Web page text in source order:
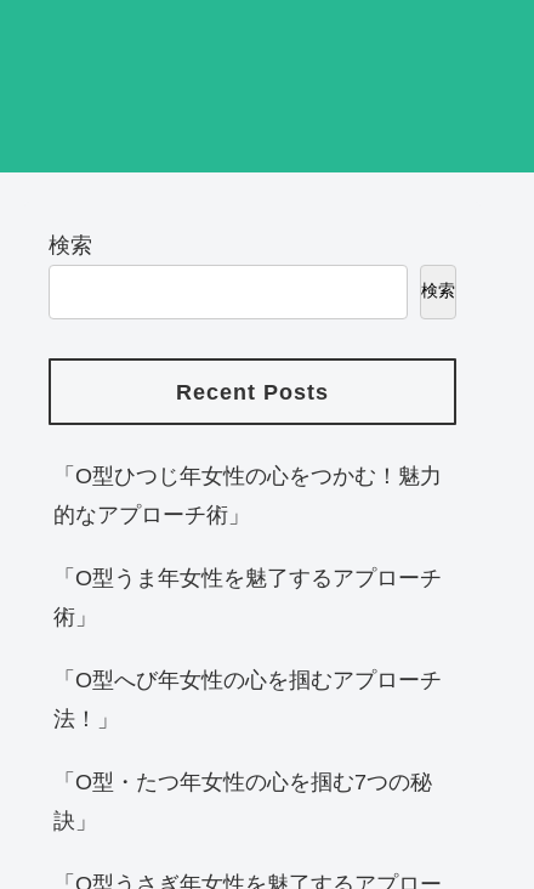
検索
検索
Recent Posts
「O型ひつじ年女性の心をつかむ！魅力
的なアプローチ術」
「O型うま年女性を魅了するアプローチ
術」
「O型へび年女性の心を掴むアプローチ
法！」
「O型・たつ年女性の心を掴む7つの秘
訣」